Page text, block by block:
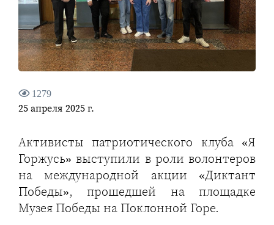
1279
25 апреля 2025 г.
Активисты патриотического клуба «Я
Горжусь» выступили в роли волонтеров
на международной акции «Диктант
Победы», прошедшей на площадке
Музея Победы на Поклонной Горе.